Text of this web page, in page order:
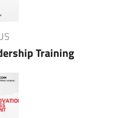
Training